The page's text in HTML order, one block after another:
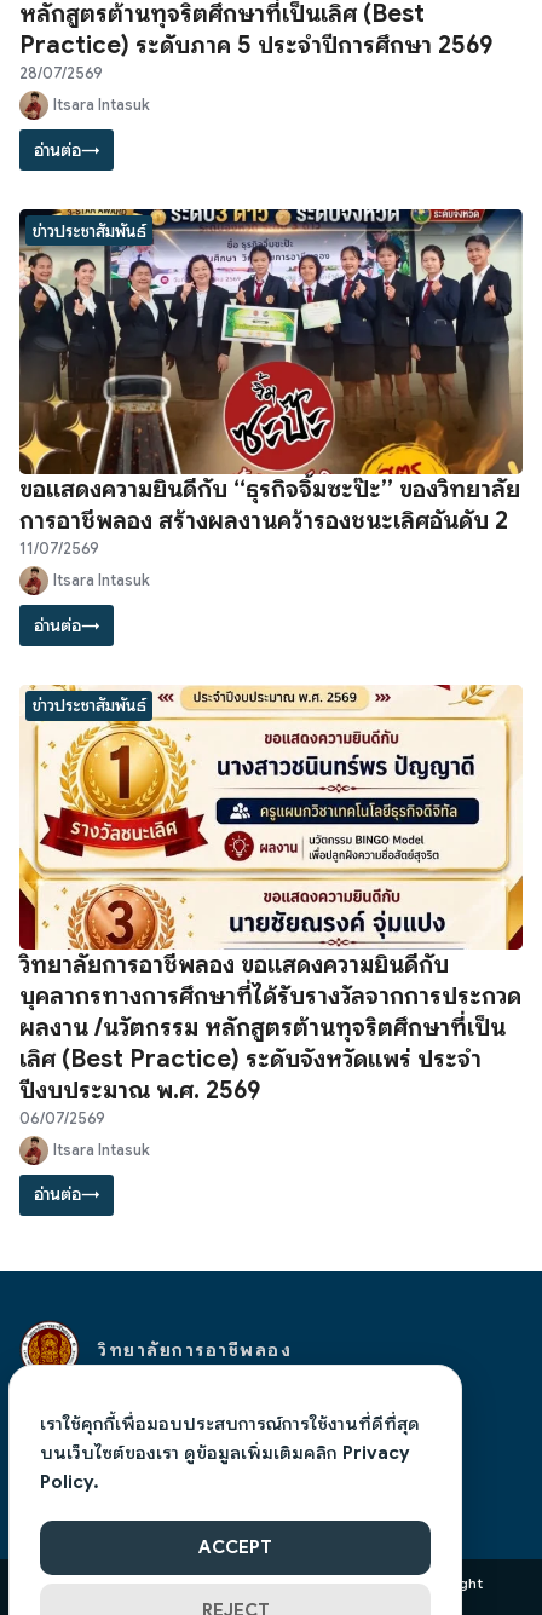
หลักสูตรต้านทุจริตศึกษาที่เป็นเลิศ (Best
Practice) ระดับภาค 5 ประจำปีการศึกษา 2569
28/07/2569
Itsara Intasuk
อ่านต่อ→
ข่าวประชาสัมพันธ์
ขอแสดงความยินดีกับ “ธุรกิจจิ้มซะป๊ะ” ของวิทยาลัย
การอาชีพลอง สร้างผลงานคว้ารองชนะเลิศอันดับ 2
11/07/2569
Itsara Intasuk
อ่านต่อ→
ข่าวประชาสัมพันธ์
วิทยาลัยการอาชีพลอง ขอแสดงความยินดีกับ
บุคลากรทางการศึกษาที่ได้รับรางวัลจากการประกวด
ผลงาน /นวัตกรรม หลักสูตรต้านทุจริตศึกษาที่เป็น
เลิศ (Best Practice) ระดับจังหวัดแพร่ ประจำ
ปีงบประมาณ พ.ศ. 2569
06/07/2569
Itsara Intasuk
อ่านต่อ→
วิทยาลัยการอาชีพลอง
เลขที่ 94 หมู่ 10 ตำบลห้วยอ้อ อำเภอลอง จังหวัดแพร่
54150 โทร 054583117admin@lic.ac.th, งานสารบรรณ
liclong.phrae@gmail.com
©2025 Long Industrial and Community Education College. All right
เราใช้คุกกี้เพื่อมอบประสบการณ์การใช้งานที่ดีที่สุด
บนเว็บไซต์ของเรา ดูข้อมูลเพิ่มเติมคลิก Privacy
Policy.
ACCEPT
REJECT